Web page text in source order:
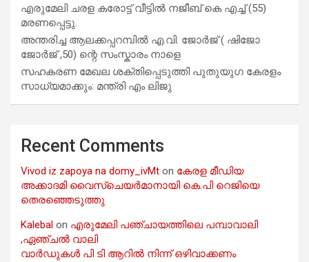
എരുമേലി ചരള കരോട്ട് വീട്ടിൽ നജീബ് കെ എച്ച് (55)
മരണപ്പെട്ടു.
അന്തരിച്ച ആ​ല​ക്ക​പ്പ​റമ്പിൽ​ എ.​വി. ജോ​ർ​ജ് ( ഷിജോ
ജോർജ് ,50) ന്റെ സംസ്കാരം നാളെ
സഹകരണ മേഖല ശക്തിപ്പെടുത്തി പുതുയുഗ കേരളം
സാധ്യമാക്കും: മന്ത്രി എം ലിജു
Recent Comments
Vivod iz zapoya na domy_ivMt on കേരള മീഡിയ
അക്കാദമി വൈസ്ചെയർമാനായി കെ.പി റെജിയെ
തെരഞ്ഞെടുത്തു
Kalebal on എരുമേലി പഞ്ചായത്തിലെ പമ്പാവാലി
,ഏഞ്ചൽ വാലി
വാർഡുകൾ പി ടി ആറിൽ നിന്ന് ഒഴിവാക്കണം